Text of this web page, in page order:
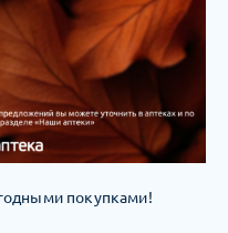
покупками!